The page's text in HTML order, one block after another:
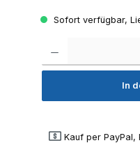
Sofort verfügbar,
In
Kauf per PayPal,